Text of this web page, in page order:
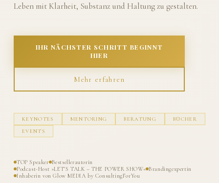
Leben mit Klarheit, Substanz und Haltung zu gestalten.
IHR NÄCHSTER SCHRITT BEGINNT
HIER
Mehr erfahren
KEYNOTES MENTORING BERATUNG
BÜCHER
EVENTS
TOP Speaker Bestsellerautorin
Podcast-Host »LET'S TALK – THE POWER SHOW« Brandingexpertin
Inhaberin von Glow MEDIA by ConsultingForYou